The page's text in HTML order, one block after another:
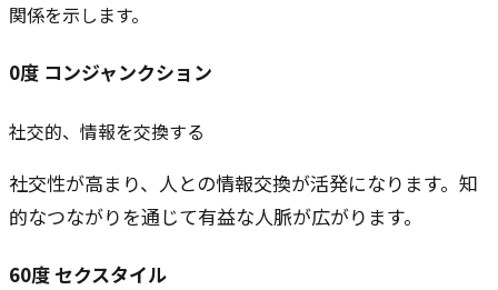
関係を示します。
0度 コンジャンクション
社交的、情報を交換する
社交性が高まり、人との情報交換が活発になります。知
的なつながりを通じて有益な人脈が広がります。
60度 セクスタイル